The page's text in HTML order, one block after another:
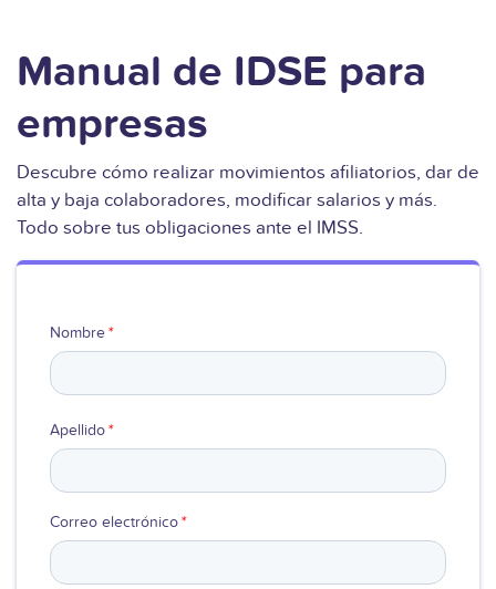
Manual de IDSE para
empresas
Descubre cómo realizar movimientos afiliatorios, dar de
alta y baja colaboradores, modificar salarios y más.
Todo sobre tus obligaciones ante el IMSS.
Nombre*
Apellido*
Correo electrónico*